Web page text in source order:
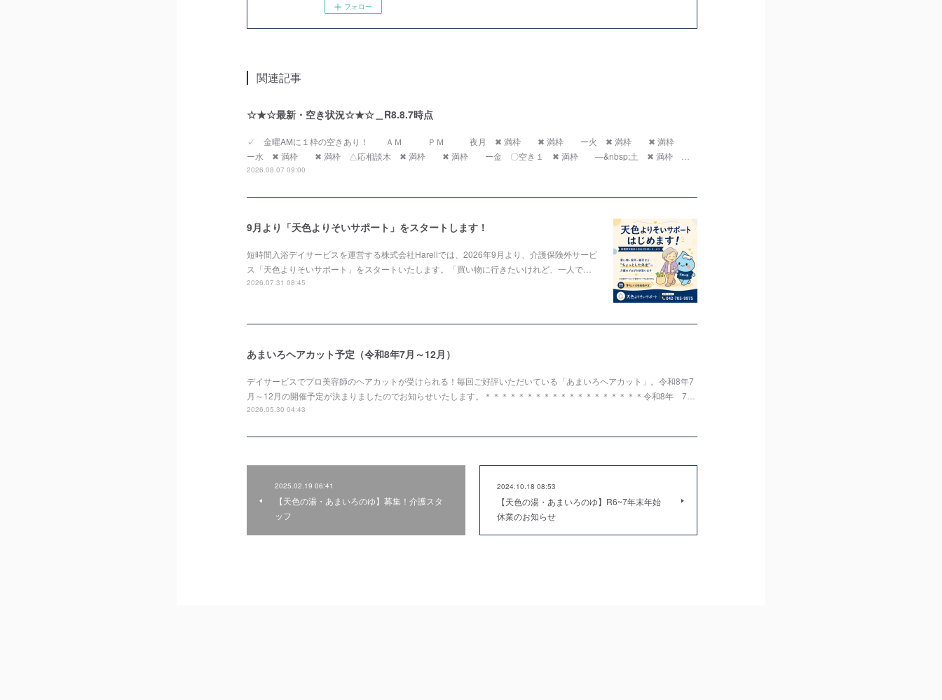
フォロー
関連記事
☆★☆最新・空き状況☆★☆＿R8.8.7時点
✓ 金曜AMに１枠の空きあり！ ＡＭ ＰＭ 夜月 ✖ 満枠 ✖ 満枠 ー火 ✖ 満枠 ✖ 満枠
ー水 ✖ 満枠 ✖ 満枠 △応相談木 ✖ 満枠 ✖ 満枠 ー金 〇空き１ ✖ 満枠 ―&nbsp;土 ✖ 満枠 …
2026.08.07 09:00
9月より「天色よりそいサポート」をスタートします！
短時間入浴デイサービスを運営する株式会社Harellでは、2026年9月より、介護保険外サービ
ス「天色よりそいサポート」をスタートいたします。「買い物に行きたいけれど、一人で…
2026.07.31 08:45
あまいろヘアカット予定（令和8年7月～12月）
デイサービスでプロ美容師のヘアカットが受けられる！毎回ご好評いただいている「あまいろヘアカット」。令和8年7
月～12月の開催予定が決まりましたのでお知らせいたします。＊＊＊＊＊＊＊＊＊＊＊＊＊＊＊＊＊＊＊令和8年 7…
2026.05.30 04:43
2025.02.19 06:41
【天色の湯・あまいろのゆ】募集！介護スタ
ッフ
2024.10.18 08:53
【天色の湯・あまいろのゆ】R6~7年末年始
休業のお知らせ